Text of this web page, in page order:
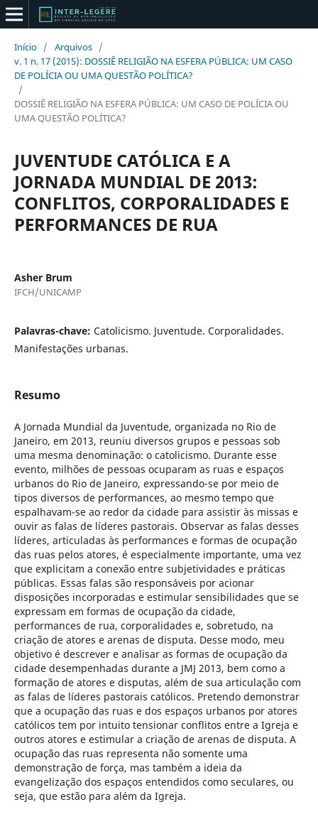
Início / Arquivos /
v. 1 n. 17 (2015): DOSSIÊ RELIGIÃO NA ESFERA PÚBLICA: UM CASO
DE POLÍCIA OU UMA QUESTÃO POLÍTICA?
/
DOSSIÊ RELIGIÃO NA ESFERA PÚBLICA: UM CASO DE POLÍCIA OU
UMA QUESTÃO POLÍTICA?
JUVENTUDE CATÓLICA E A
JORNADA MUNDIAL DE 2013:
CONFLITOS, CORPORALIDADES E
PERFORMANCES DE RUA
Asher Brum
IFCH/UNICAMP
Palavras-chave: Catolicismo. Juventude. Corporalidades.
Manifestações urbanas.
Resumo
A Jornada Mundial da Juventude, organizada no Rio de
Janeiro, em 2013, reuniu diversos grupos e pessoas sob
uma mesma denominação: o catolicismo. Durante esse
evento, milhões de pessoas ocuparam as ruas e espaços
urbanos do Rio de Janeiro, expressando-se por meio de
tipos diversos de performances, ao mesmo tempo que
espalhavam-se ao redor da cidade para assistir às missas e
ouvir as falas de líderes pastorais. Observar as falas desses
líderes, articuladas às performances e formas de ocupação
das ruas pelos atores, é especialmente importante, uma vez
que explicitam a conexão entre subjetividades e práticas
públicas. Essas falas são responsáveis por acionar
disposições incorporadas e estimular sensibilidades que se
expressam em formas de ocupação da cidade,
performances de rua, corporalidades e, sobretudo, na
criação de atores e arenas de disputa. Desse modo, meu
objetivo é descrever e analisar as formas de ocupação da
cidade desempenhadas durante a JMJ 2013, bem como a
formação de atores e disputas, além de sua articulação com
as falas de líderes pastorais católicos. Pretendo demonstrar
que a ocupação das ruas e dos espaços urbanos por atores
católicos tem por intuito tensionar conflitos entre a Igreja e
outros atores e estimular a criação de arenas de disputa. A
ocupação das ruas representa não somente uma
demonstração de força, mas também a ideia da
evangelização dos espaços entendidos como seculares, ou
seja, que estão para além da Igreja.